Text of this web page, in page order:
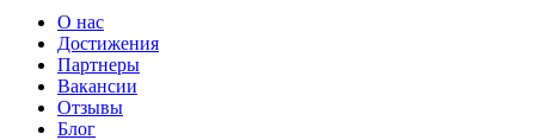
О нас
Достижения
Партнеры
Вакансии
Отзывы
Блог